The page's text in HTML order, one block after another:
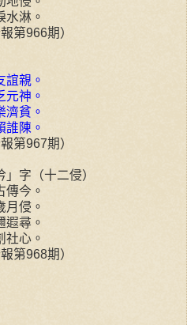
水淋。
第966期）
誼親。
元神。
濟貧。
誰陳。
第967期）
字（十二侵）
傳今。
月侵。
遐尋。
社心。
第968期）